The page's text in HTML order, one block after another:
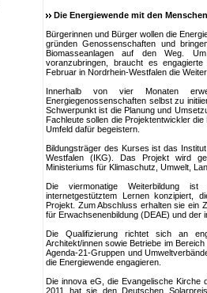
Die Energiewende mit den
Bürgerinnen und Bürger wollen die
gründen Genossenschaften und
Biomasseanlagen auf den Weg.
voranzubringen, braucht es
Februar in Nordrhein-Westfalen die
Innerhalb von vier Monaten
Energiegenossenschaften selbst zu
Schwerpunkt ist die Planung und
Fachleute sollen die Projektentwickler
Umfeld dafür begeistern.
Bildungsträger des Kurses ist das
Westfalen (IKG). Das Projekt wird
Ministeriums für Klimaschutz, Umwelt,
Die viermonatige Weiterbildung
internetgestütztem Lernen konzipiert,
Projekt. Zum Abschluss erhalten sie ein
für Erwachsenenbildung (DEAE) und der
Die Qualifizierung richtet sich an
Architekt/innen sowie Betriebe im
Agenda-21-Gruppen und
die Energiewende engagieren.
Die innova eG, die Evangelische Kirche
2011 hat sie den Deutschen